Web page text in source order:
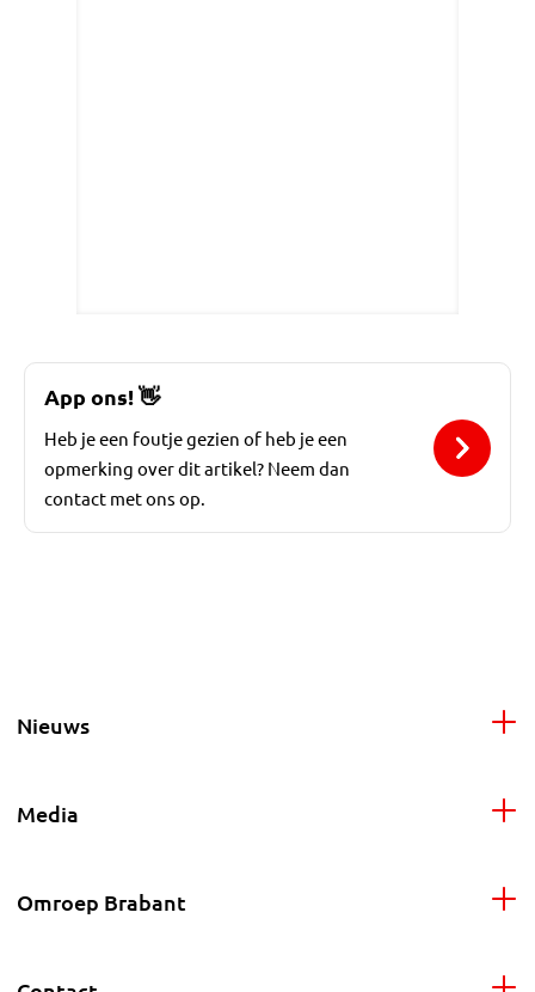
App ons!👋
Heb je een foutje gezien of heb je een
opmerking over dit artikel? Neem dan
contact met ons op.
Nieuws
Media
Omroep Brabant